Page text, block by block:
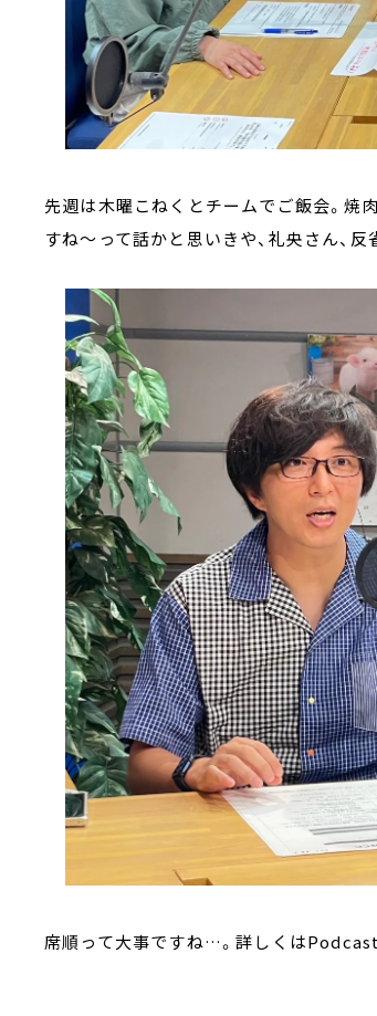
先週は木曜こねくとチームでご飯会。焼
すね～って話かと思いきや、礼央さん、
席順って大事ですね…。詳しくはPodcast